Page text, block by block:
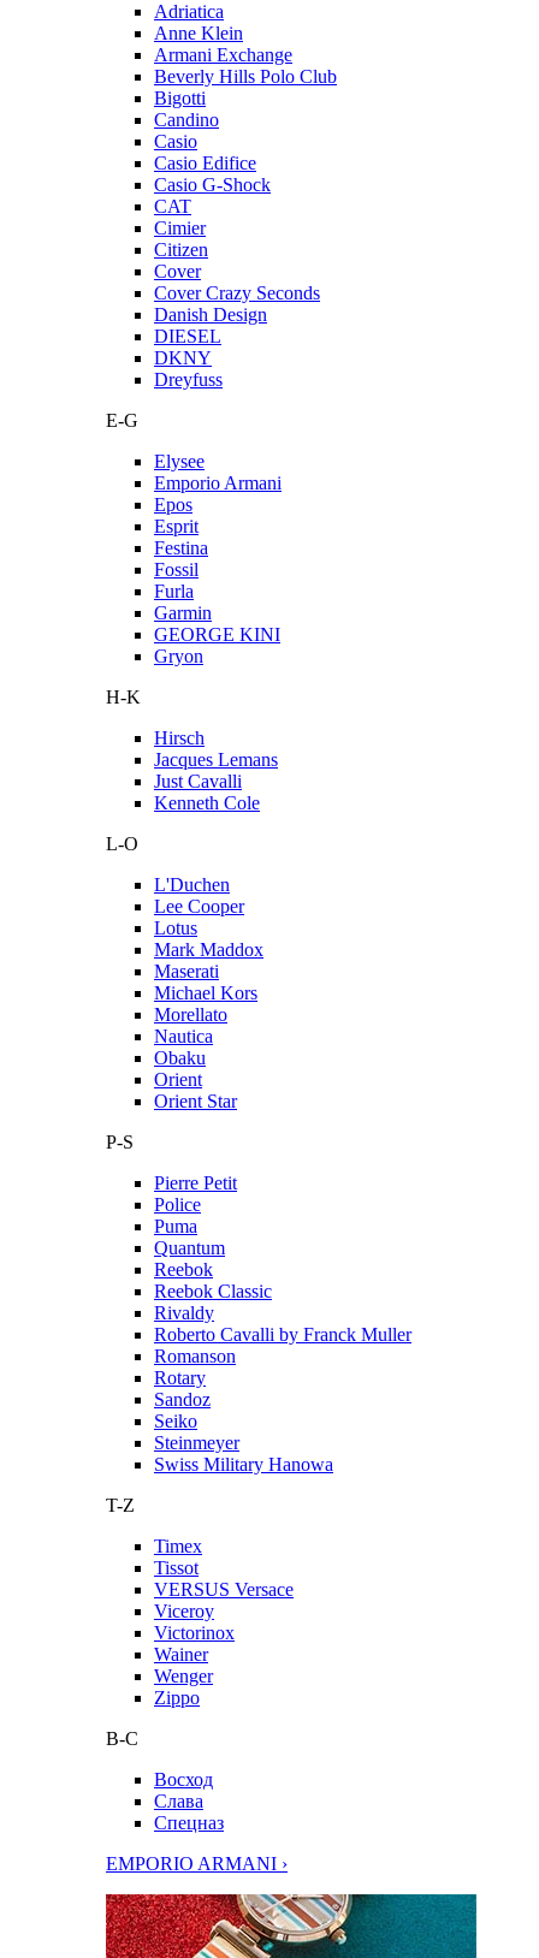
Adriatica
Anne Klein
Armani Exchange
Beverly Hills Polo Club
Bigotti
Candino
Casio
Casio Edifice
Casio G-Shock
CAT
Cimier
Citizen
Cover
Cover Crazy Seconds
Danish Design
DIESEL
DKNY
Dreyfuss
E-G
Elysee
Emporio Armani
Epos
Esprit
Festina
Fossil
Furla
Garmin
GEORGE KINI
Gryon
H-K
Hirsch
Jacques Lemans
Just Cavalli
Kenneth Cole
L-O
L'Duchen
Lee Cooper
Lotus
Mark Maddox
Maserati
Michael Kors
Morellato
Nautica
Obaku
Orient
Orient Star
P-S
Pierre Petit
Police
Puma
Quantum
Reebok
Reebok Classic
Rivaldy
Roberto Cavalli by Franck Muller
Romanson
Rotary
Sandoz
Seiko
Steinmeyer
Swiss Military Hanowa
T-Z
Timex
Tissot
VERSUS Versace
Viceroy
Victorinox
Wainer
Wenger
Zippo
В-С
Восход
Слава
Спецназ
EMPORIO ARMANI ›